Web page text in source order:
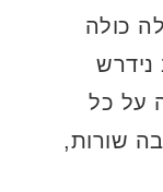
כולה
נידרש
על כל
שורות,